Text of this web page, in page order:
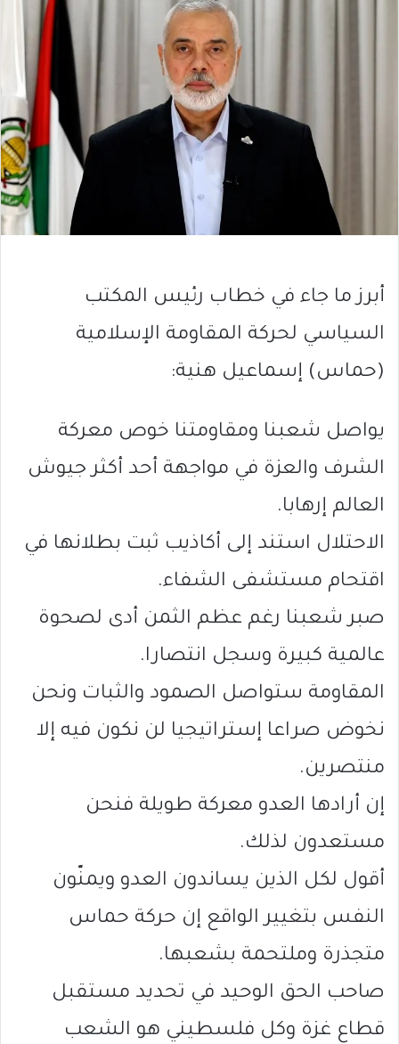
أبرز ما جاء في خطاب رئيس المكتب
السياسي لحركة المقاومة الإسلامية
(حماس) إسماعيل هنية:
يواصل شعبنا ومقاومتنا خوص معركة
الشرف والعزة في مواجهة أحد أكثر جيوش
العالم إرهابا.
الاحتلال استند إلى أكاذيب ثبت بطلانها في
اقتحام مستشفى الشفاء.
صبر شعبنا رغم عظم الثمن أدى لصحوة
عالمية كبيرة وسجل انتصارا.
المقاومة ستواصل الصمود والثبات ونحن
نخوض صراعا إستراتيجيا لن نكون فيه إلا
منتصرين.
إن أرادها العدو معركة طويلة فنحن
مستعدون لذلك.
أقول لكل الذين يساندون العدو ويمنّون
النفس بتغيير الواقع إن حركة حماس
متجذرة وملتحمة بشعبها.
صاحب الحق الوحيد في تحديد مستقبل
قطاع غزة وكل فلسطيني هو الشعب